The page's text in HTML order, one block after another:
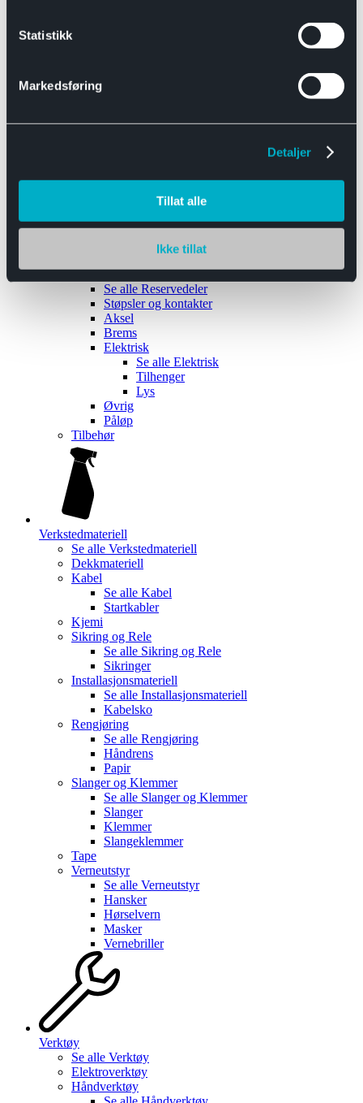
Statistikk
Markedsføring
Detaljer
Tillat alle
Ikke tillat
Båthengere
Reservedeler
Se alle Reservedeler
Støpsler og kontakter
Aksel
Brems
Elektrisk
Se alle Elektrisk
Tilhenger
Lys
Øvrig
Påløp
Tilbehør
Verkstedmateriell
Se alle Verkstedmateriell
Dekkmateriell
Kabel
Se alle Kabel
Startkabler
Kjemi
Sikring og Rele
Se alle Sikring og Rele
Sikringer
Installasjonsmateriell
Se alle Installasjonsmateriell
Kabelsko
Rengjøring
Se alle Rengjøring
Håndrens
Papir
Slanger og Klemmer
Se alle Slanger og Klemmer
Slanger
Klemmer
Slangeklemmer
Tape
Verneutstyr
Se alle Verneutstyr
Hansker
Hørselvern
Masker
Vernebriller
Verktøy
Se alle Verktøy
Elektroverktøy
Håndverktøy